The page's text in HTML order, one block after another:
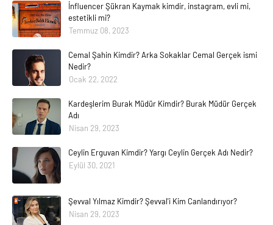
İnfluencer Şükran Kaymak kimdir, instagram, evli mi,
estetikli mi?
Temmuz 08, 2023
Cemal Şahin Kimdir? Arka Sokaklar Cemal Gerçek ismi
Nedir?
Ocak 22, 2022
Kardeşlerim Burak Müdür Kimdir? Burak Müdür Gerçek
Adı
Nisan 29, 2023
Ceylin Erguvan Kimdir? Yargı Ceylin Gerçek Adı Nedir?
Eylül 30, 2021
Şevval Yılmaz Kimdir? Şevval'i Kim Canlandırıyor?
Nisan 29, 2023